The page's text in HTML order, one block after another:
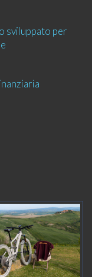
sviluppato per